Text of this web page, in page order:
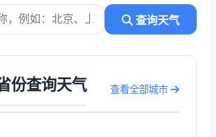
查询天气
份查询天气 查看全部城市